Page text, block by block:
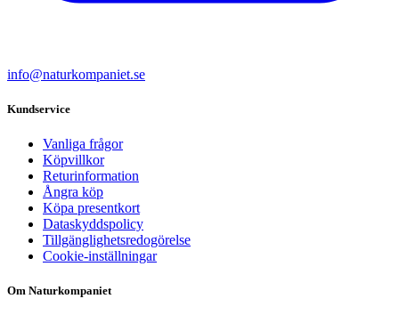
info@naturkompaniet.se
Kundservice
Vanliga frågor
Köpvillkor
Returinformation
Ångra köp
Köpa presentkort
Dataskyddspolicy
Tillgänglighetsredogörelse
Cookie-inställningar
Om Naturkompaniet